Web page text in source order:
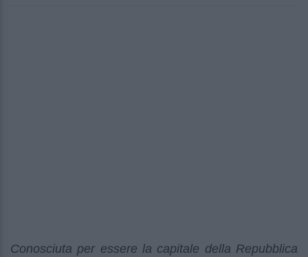
Conosciuta per essere la capitale della Repubblica